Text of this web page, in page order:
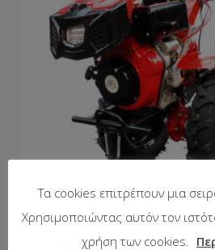
Μοτοσκαπτικό ντήζελ
Τα cookies επιτρέπουν μια
Χρησιμοποιώντας αυτόν τον
χρήση των cookies.